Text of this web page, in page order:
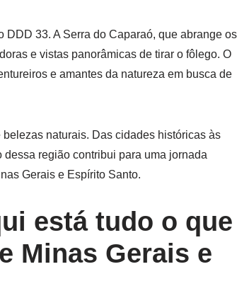
33. A Serra do Caparaó, que abrange os
e vistas panorâmicas de tirar o fôlego. O
e amantes da natureza em busca de
naturais. Das cidades históricas às
região contribui para uma jornada
Gerais e Espírito Santo.
está tudo o que
Minas Gerais e